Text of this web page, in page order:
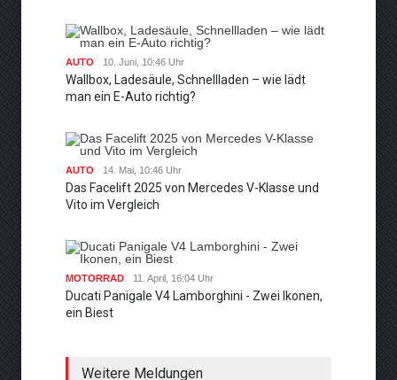
AUTO 10. Juni, 10:46 Uhr
Wallbox, Ladesäule, Schnellladen – wie lädt
man ein E-Auto richtig?
AUTO 14. Mai, 10:46 Uhr
Das Facelift 2025 von Mercedes V-Klasse und
Vito im Vergleich
MOTORRAD 11. April, 16:04 Uhr
Ducati Panigale V4 Lamborghini - Zwei Ikonen,
ein Biest
Weitere Meldungen